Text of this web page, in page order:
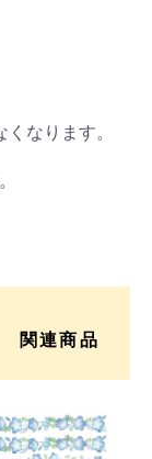
なります。
関連商品